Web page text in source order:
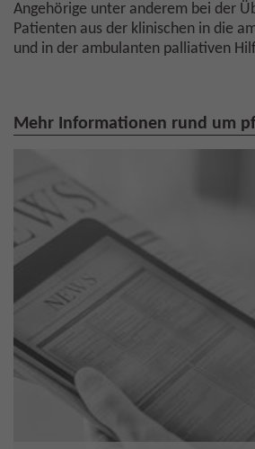
Angehörige unter anderem bei der
Patienten aus der klinischen in die
und in der ambulanten palliativen
Mehr Informationen rund um